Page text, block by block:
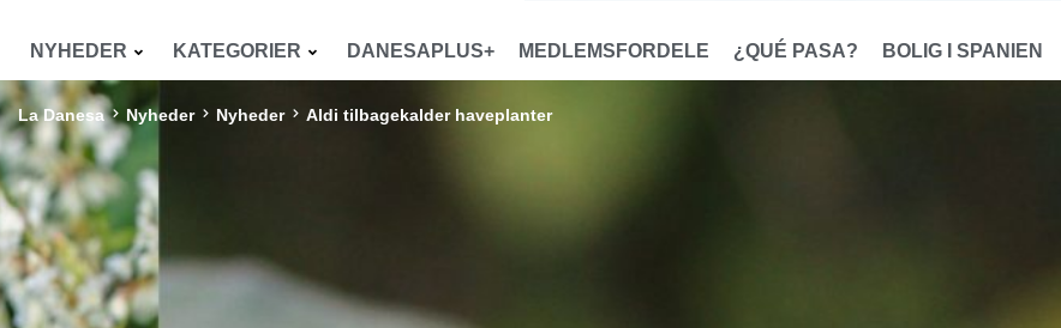
NYHEDER KATEGORIER DANESAPLUS+ MEDLEMSFORDELE ¿QUÉ PASA? BOLIG I SPANIEN
La Danesa Nyheder Nyheder Aldi tilbagekalder haveplanter